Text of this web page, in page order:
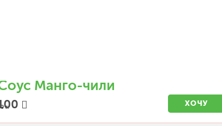
Манго-чили
г. ХОЧУ